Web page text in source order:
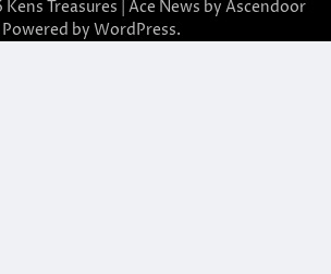
Kens Treasures | Ace News by Ascendoor
| Powered by WordPress.